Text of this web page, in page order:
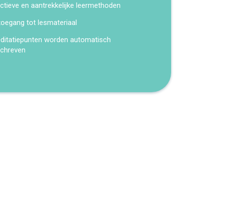
en aantrekkelijke leermethoden
tot lesmateriaal
worden automatisch